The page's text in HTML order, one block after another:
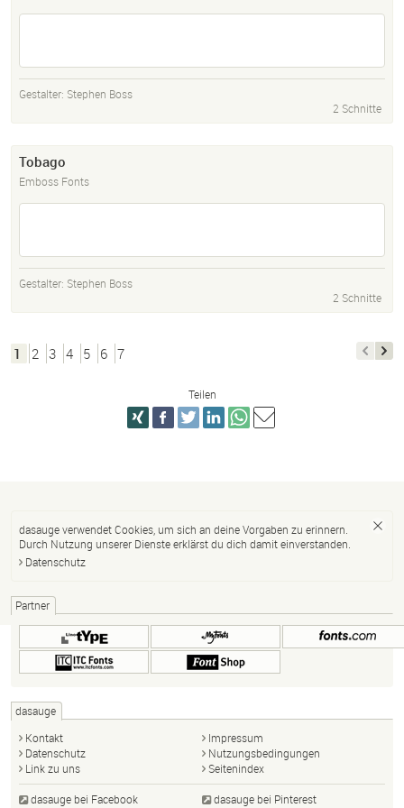
Gestalter: Stephen Boss
2 Schnitte
Tobago
Emboss Fonts
Gestalter: Stephen Boss
2 Schnitte
1 2 3 4 5 6 7
Teilen
dasauge verwendet Cookies, um sich an deine Vorgaben zu erinnern.
Durch Nutzung unserer Dienste erklärst du dich damit einverstanden.
Datenschutz
Partner
dasauge
Kontakt
Impressum
Datenschutz
Nutzungsbedingungen
Link zu uns
Seitenindex
dasauge bei Facebook dasauge bei Pinterest